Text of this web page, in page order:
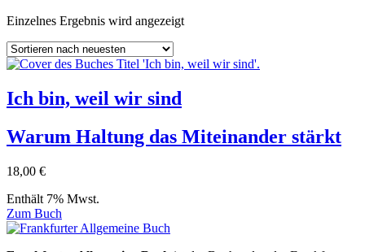
Einzelnes Ergebnis wird angezeigt
Ich bin, weil wir sind
Warum Haltung das Miteinander stärkt
18,00 €
Enthält 7% Mwst.
Zum Buch